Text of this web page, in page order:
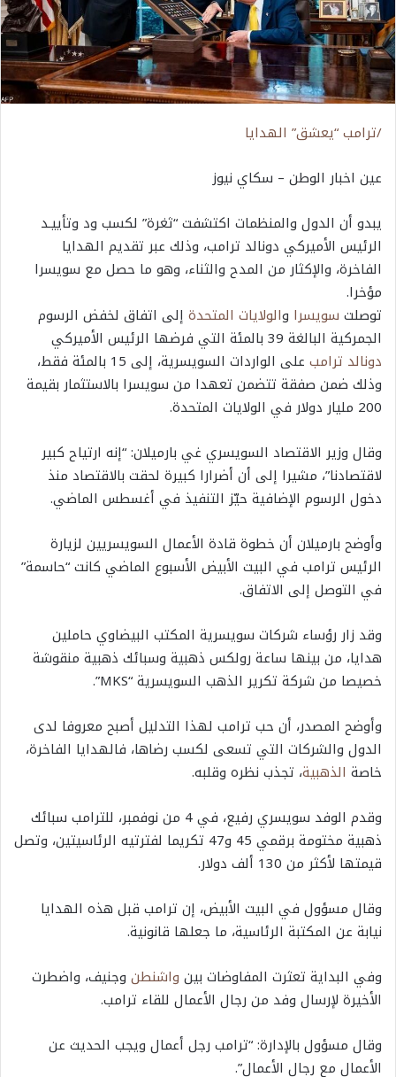
/ترامب “يعشق” الهدايا
عين اخبار الوطن – سكاي نيوز
يبدو أن الدول والمنظمات اكتشفت “ثغرة” لكسب ود وتأييـد
الرئيس الأميركي دونالد ترامب، وذلك عبر تقديم الهدايا
الفاخرة، والإكثار من المدح والثناء، وهو ما حصل مع سويسرا
مؤخرا.
توصلت سويسرا والولايات المتحدة إلى اتفاق لخفض الرسوم
الجمركية البالغة 39 بالمئة التي فرضها الرئيس الأميركي
دونالد ترامب
على الواردات السويسرية، إلى 15 بالمئة فقط،
وذلك ضمن صفقة تتضمن تعهدا من سويسرا بالاستثمار بقيمة
200 مليار دولار في الولايات المتحدة.
وقال وزير الاقتصاد السويسري غي بارميلان: “إنه ارتياح كبير
لاقتصادنا”، مشيرا إلى أن أضرارا كبيرة لحقت بالاقتصاد منذ
دخول الرسوم الإضافية حيّز التنفيذ في أغسطس الماضي.
وأوضح بارميلان أن خطوة قادة الأعمال السويسريين لزيارة
الرئيس ترامب في البيت الأبيض الأسبوع الماضي كانت “حاسمة”
في التوصل إلى الاتفاق.
وقد زار رؤساء شركات سويسرية المكتب البيضاوي حاملين
هدايا، من بينها ساعة رولكس ذهبية وسبائك ذهبية منقوشة
خصيصا من شركة تكرير الذهب السويسرية “MKS”.
وأوضح المصدر، أن حب ترامب لهذا التدليل أصبح معروفا لدى
الدول والشركات التي تسعى لكسب رضاها، فالهدايا الفاخرة،
خاصة الذهبية، تجذب نظره وقلبه.
وقدم الوفد سويسري رفيع، في 4 من نوفمبر، للترامب سبائك
ذهبية مختومة برقمي 45 و47 تكريما لفترتيه الرئاسيتين، وتصل
قيمتها لأكثر من 130 ألف دولار.
وقال مسؤول في البيت الأبيض، إن ترامب قبل هذه الهدايا
نيابة عن المكتبة الرئاسية، ما جعلها قانونية.
وفي البداية تعثرت المفاوضات بين واشنطن وجنيف، واضطرت
الأخيرة لإرسال وفد من رجال الأعمال للقاء ترامب.
وقال مسؤول بالإدارة: “ترامب رجل أعمال ويجب الحديث عن
الأعمال مع رجال الأعمال”.